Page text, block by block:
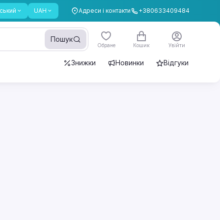
UAH Адреси і контакти +380633409484
Пошук
Обране Кошик Увійти
Знижки Новинки Відгуки